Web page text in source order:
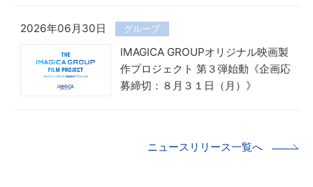
2026年06月30日 グループ
IMAGICA GROUPオリジナル映画製
作プロジェクト 第３弾始動《企画応
募締切：８月３１日（月）》
ニュースリリース一覧へ